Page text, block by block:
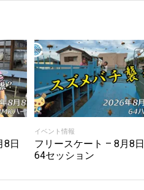
8日
イベント情報
フリースケート – 8月8日
64セッション